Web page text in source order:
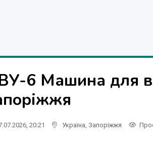
6 Машина для
20:21 Україна Запоріжжя